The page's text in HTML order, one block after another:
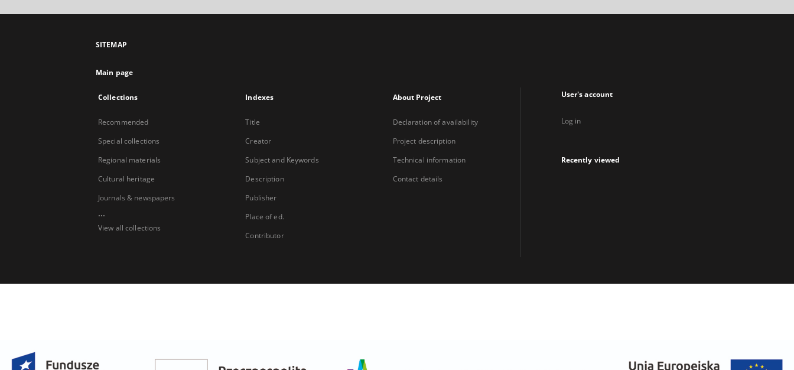
SITEMAP
Main page
Collections
Recommended
Special collections
Regional materials
Cultural heritage
Journals & newspapers
...
View all collections
Indexes
Title
Creator
Subject and Keywords
Description
Publisher
Place of ed.
Contributor
About Project
Declaration of availability
Project description
Technical information
Contact details
User's account
Log in
Recently viewed